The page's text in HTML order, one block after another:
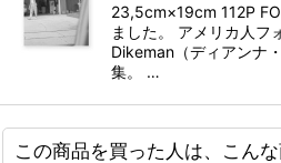
23,5cm×19cm 112P
ました。 アメリカ人フ
Dikeman（ディアンナ
集。 …
この商品を買った人は、こん